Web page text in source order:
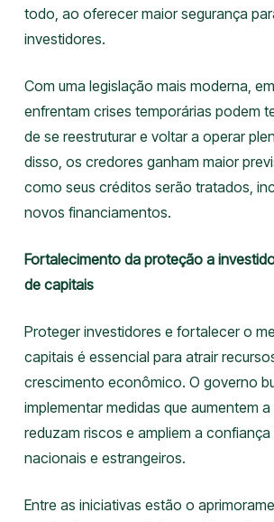
todo, ao oferecer maior segurança
investidores.
Com uma legislação mais moderna,
enfrentam crises temporárias podem
de se reestruturar e voltar a operar
disso, os credores ganham maior
como seus créditos serão tratados,
novos financiamentos.
Fortalecimento da proteção a
de capitais
Proteger investidores e fortalecer o
capitais é essencial para atrair
crescimento econômico. O governo
implementar medidas que aumentem
reduzam riscos e ampliem a
nacionais e estrangeiros.
Entre as iniciativas estão o